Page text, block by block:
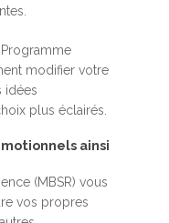
modifier votre
idées
plus éclairés.
ainsi
(MBSR) vous
vos propres